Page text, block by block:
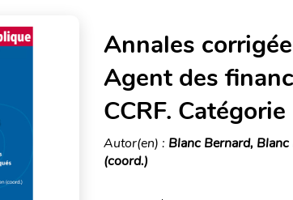
Annales
Agent des
CCRF. Catégorie
Autor(en) : Blanc Bernard,
(coord.)